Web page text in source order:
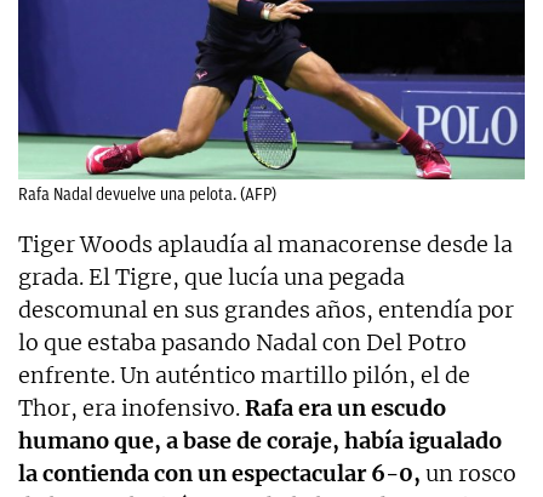
Rafa Nadal devuelve una pelota. (AFP)
Tiger Woods aplaudía al manacorense desde la
grada. El Tigre, que lucía una pegada
descomunal en sus grandes años, entendía por
lo que estaba pasando Nadal con Del Potro
enfrente. Un auténtico martillo pilón, el de
Thor, era inofensivo.Rafa era un escudo
humano que, a base de coraje, había igualado
la contienda con un espectacular 6-0, un rosco